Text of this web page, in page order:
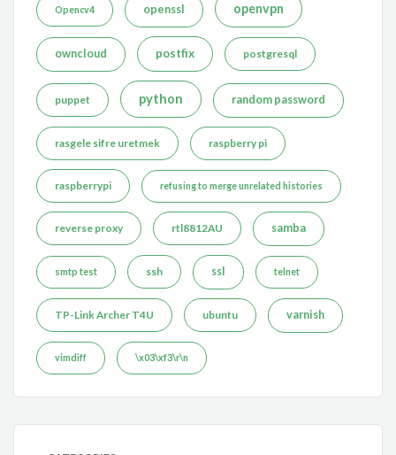
Opencv4 openssl openvpn
owncloud postfix postgresql
puppet python random password
rasgele sifre uretmek raspberry pi
raspberrypi refusing to merge unrelated histories
reverse proxy rtl8812AU samba
smtp test ssh ssl telnet
TP-Link Archer T4U ubuntu varnish
vimdiff \x03\xf3\r\n